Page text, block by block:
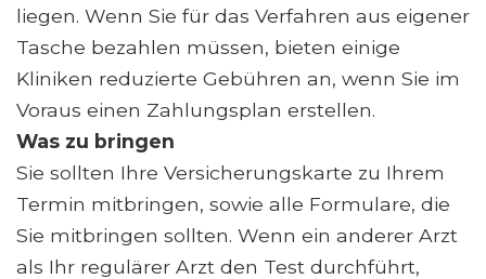
liegen. Wenn Sie für das Verfahren aus eigener
Tasche bezahlen müssen, bieten einige
Kliniken reduzierte Gebühren an, wenn Sie im
Voraus einen Zahlungsplan erstellen.
Was zu bringen
Sie sollten Ihre Versicherungskarte zu Ihrem
Termin mitbringen, sowie alle Formulare, die
Sie mitbringen sollten. Wenn ein anderer Arzt
als Ihr regulärer Arzt den Test durchführt,